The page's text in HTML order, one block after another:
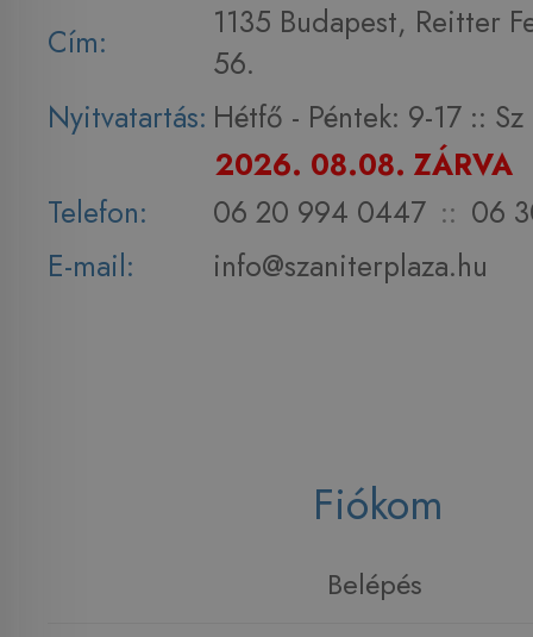
Cím:
1135 Budapest, Reitter
56.
Nyitvatartás: Hétfő - Péntek: 9-17 :: Sz
2026. 08.08. ZÁRVA
Telefon:
06 20 994 0447 :: 06
E-mail:
info@szaniterplaza.hu
Fiókom
Belépés